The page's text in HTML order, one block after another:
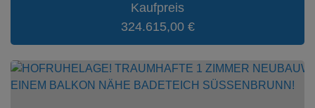
Kaufpreis
324.615,00 €